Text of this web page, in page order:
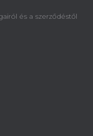
és a szerződéstől